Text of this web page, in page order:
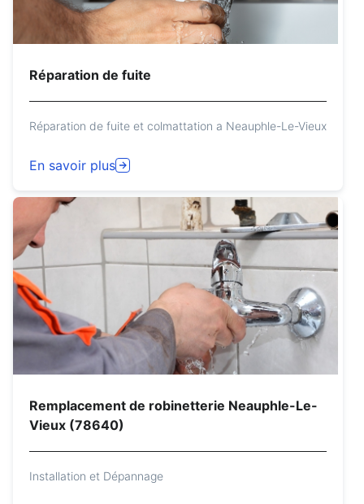
Réparation de fuite
Réparation de fuite et colmattation a Neauphle-Le-Vieux
En savoir plus
Remplacement de robinetterie Neauphle-Le-
Vieux (78640)
Installation et Dépannage